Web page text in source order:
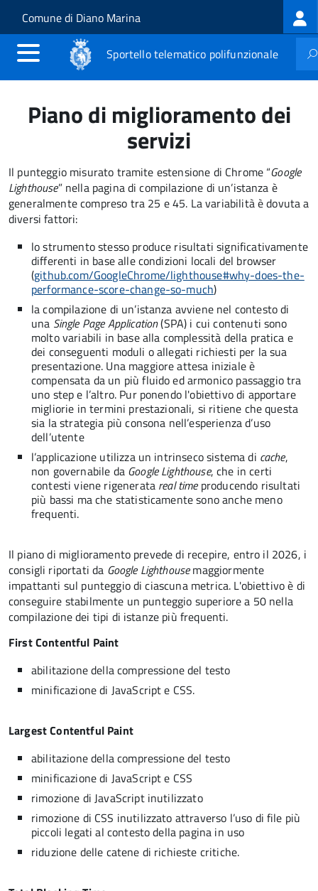
Salta al contenuto principale
Skip to site navigation
Comune di Diano Marina
Sportello telematico polifunzionale
Piano di miglioramento dei
servizi
Il punteggio misurato tramite estensione di Chrome “Google
Lighthouse” nella pagina di compilazione di un’istanza è
generalmente compreso tra 25 e 45. La variabilità è dovuta a
diversi fattori:
lo strumento stesso produce risultati significativamente
differenti in base alle condizioni locali del browser
(github.com/GoogleChrome/lighthouse#why-does-the-
performance-score-change-so-much)
la compilazione di un’istanza avviene nel contesto di
una Single Page Application(SPA) i cui contenuti sono
molto variabili in base alla complessità della pratica e
dei conseguenti moduli o allegati richiesti per la sua
presentazione. Una maggiore attesa iniziale è
compensata da un più fluido ed armonico passaggio tra
uno step e l’altro. Pur ponendo l'obiettivo di apportare
migliorie in termini prestazionali, si ritiene che questa
sia la strategia più consona nell’esperienza d’uso
dell’utente
l’applicazione utilizza un intrinseco sistema di cache,
non governabile da Google Lighthouse, che in certi
contesti viene rigenerata real timeproducendo risultati
più bassi ma che statisticamente sono anche meno
frequenti.
Il piano di miglioramento prevede di recepire, entro il 2026, i
consigli riportati da Google Lighthousemaggiormente
impattanti sul punteggio di ciascuna metrica. L'obiettivo è di
conseguire stabilmente un punteggio superiore a 50 nella
compilazione dei tipi di istanze più frequenti.
First Contentful Paint
abilitazione della compressione del testo
minificazione di JavaScript e CSS.
Largest Contentful Paint
abilitazione della compressione del testo
minificazione di JavaScript e CSS
rimozione di JavaScript inutilizzato
rimozione di CSS inutilizzato attraverso l’uso di file più
piccoli legati al contesto della pagina in uso
riduzione delle catene di richieste critiche.